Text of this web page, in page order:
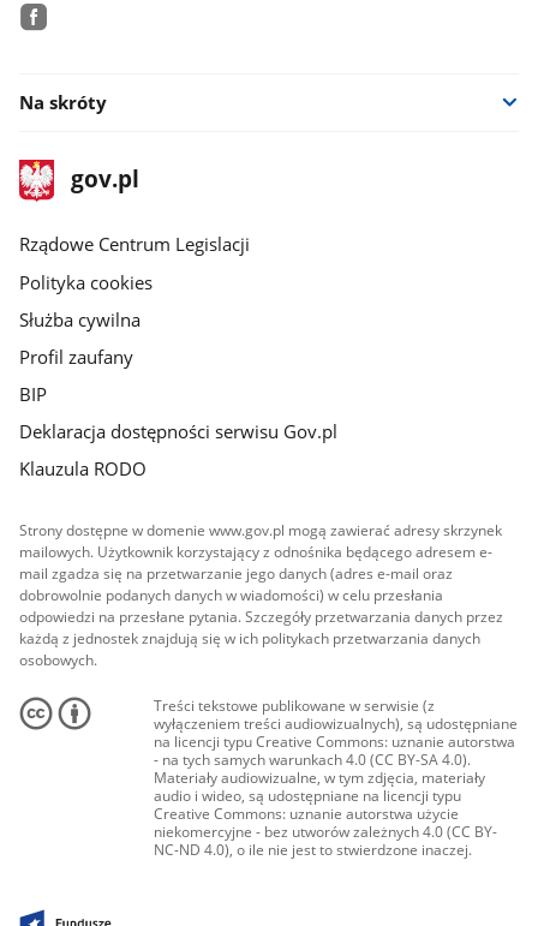
Na skróty
stopka
gov.plStrona
gov.pl
Rządowe Centrum Legislacji
Polityka cookies
Służba cywilna
Profil zaufany
BIP
Deklaracja dostępności serwisu Gov.pl
Klauzula RODO
Strony dostępne w domenie www.gov.pl mogą zawierać adresy skrzynek
mailowych. Użytkownik korzystający z odnośnika będącego adresem e-
mail zgadza się na przetwarzanie jego danych (adres e-mail oraz
dobrowolnie podanych danych w wiadomości) w celu przesłania
odpowiedzi na przesłane pytania. Szczegóły przetwarzania danych przez
każdą z jednostek znajdują się w ich politykach przetwarzania danych
osobowych.
Treści tekstowe publikowane w serwisie (z
wyłączeniem treści audiowizualnych), są udostępniane
na licencji typu Creative Commons: uznanie autorstwa
- na tych samych warunkach 4.0 (CC BY-SA 4.0).
Materiały audiowizualne, w tym zdjęcia, materiały
audio i wideo, są udostępniane na licencji typu
Creative Commons: uznanie autorstwa użycie
niekomercyjne - bez utworów zależnych 4.0 (CC BY-
NC-ND 4.0), o ile nie jest to stwierdzone inaczej.